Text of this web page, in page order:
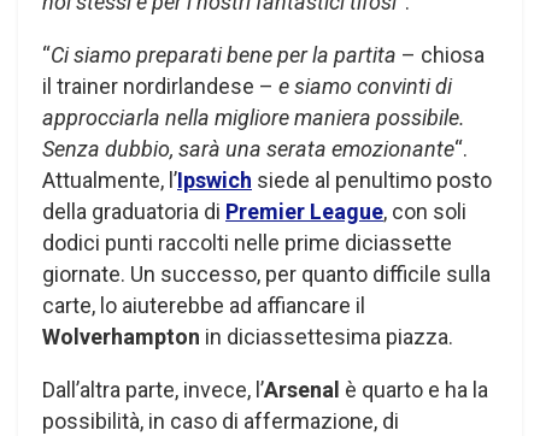
“Ci siamo preparati bene per la partita – chiosa
il trainer nordirlandese – e siamo convinti di
approcciarla nella migliore maniera possibile.
Senza dubbio, sarà una serata emozionante“.
Attualmente, l’Ipswich siede al penultimo posto
della graduatoria di Premier League, con soli
dodici punti raccolti nelle prime diciassette
giornate. Un successo, per quanto difficile sulla
carte, lo aiuterebbe ad affiancare il
Wolverhampton in diciassettesima piazza.
Dall’altra parte, invece, l’Arsenal è quarto e ha la
possibilità, in caso di affermazione, di